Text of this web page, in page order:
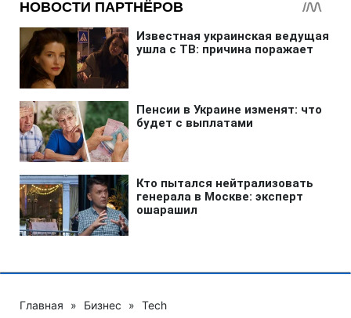
Главная » Бизнес » Tech